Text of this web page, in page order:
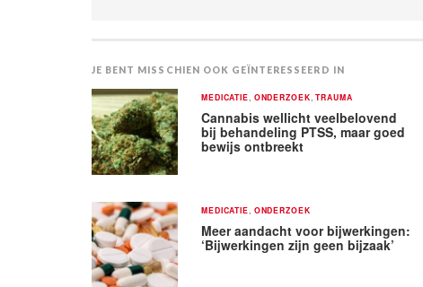
JE BENT MISSCHIEN OOK GEÏNTERESSEERD IN
MEDICATIE ONDERZOEK ,TRAUMA
Cannabis wellicht veelbelovend
bij behandeling PTSS, maar goed
bewijs ontbreekt
MEDICATIE ONDERZOEK
Meer aandacht voor bijwerkingen:
‘Bijwerkingen zijn geen bijzaak’